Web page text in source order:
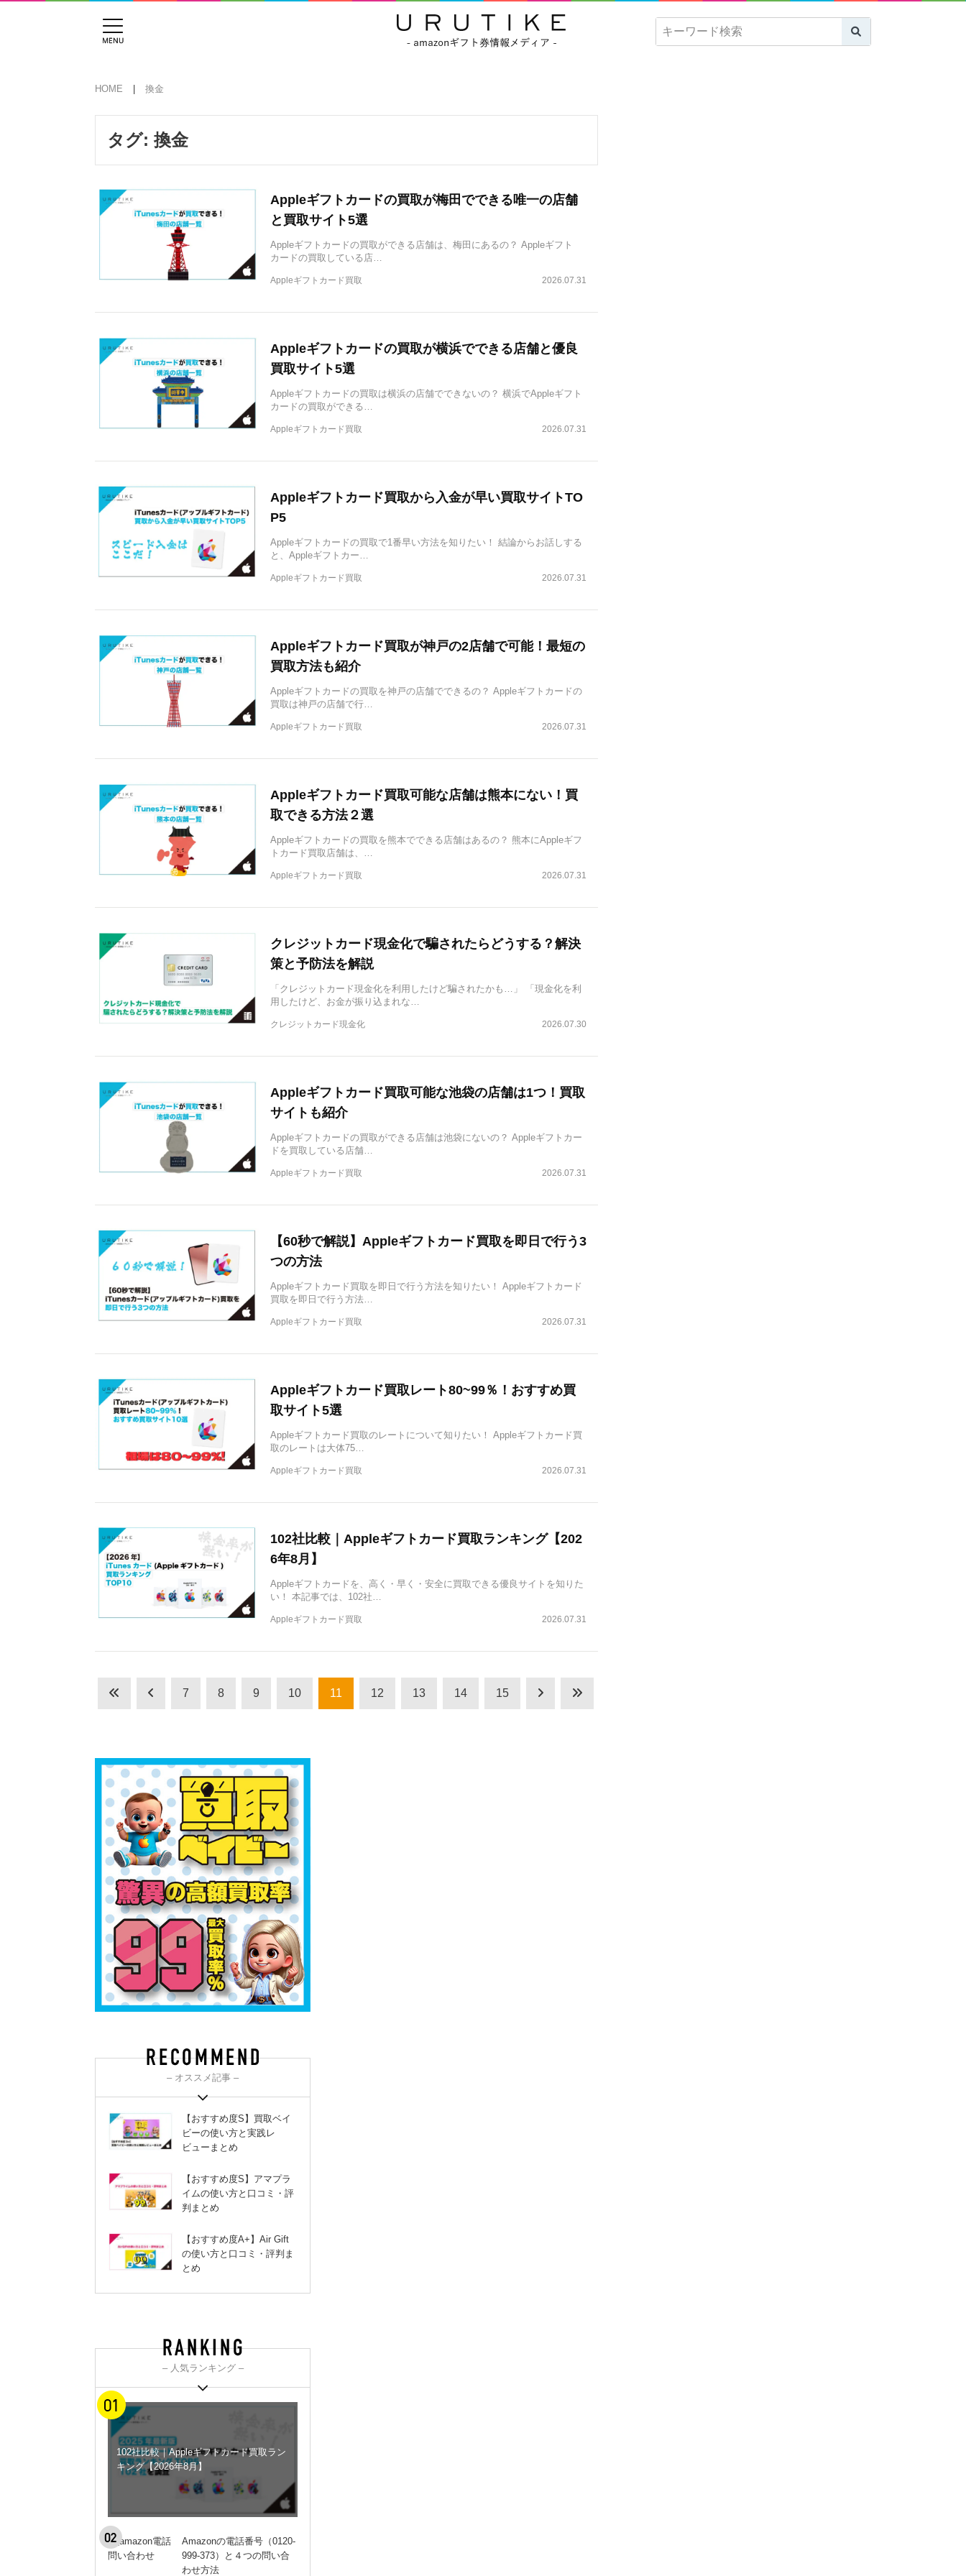
HOME 換金
タグ: 換金
Appleギフトカードの買取が梅田でできる唯一の店舗
と買取サイト5選
Appleギフトカードの買取ができる店舗は、梅田にあるの？ Appleギフト
カードの買取している店…
2026.07.31
Appleギフトカード買取
Appleギフトカードの買取が横浜でできる店舗と優良
買取サイト5選
Appleギフトカードの買取は横浜の店舗でできないの？ 横浜でAppleギフト
カードの買取ができる…
2026.07.31
Appleギフトカード買取
Appleギフトカード買取から入金が早い買取サイトTO
P5
Appleギフトカードの買取で1番早い方法を知りたい！ 結論からお話しする
と、Appleギフトカー…
2026.07.31
Appleギフトカード買取
Appleギフトカード買取が神戸の2店舗で可能！最短の
買取方法も紹介
Appleギフトカードの買取を神戸の店舗でできるの？ Appleギフトカードの
買取は神戸の店舗で行…
2026.07.31
Appleギフトカード買取
Appleギフトカード買取可能な店舗は熊本にない！買
取できる方法２選
Appleギフトカードの買取を熊本でできる店舗はあるの？ 熊本にAppleギフ
トカード買取店舗は、…
2026.07.31
Appleギフトカード買取
クレジットカード現金化で騙されたらどうする？解決
策と予防法を解説
「クレジットカード現金化を利用したけど騙されたかも…」 「現金化を利
用したけど、お金が振り込まれな…
2026.07.30
クレジットカード現金化
Appleギフトカード買取可能な池袋の店舗は1つ！買取
サイトも紹介
Appleギフトカードの買取ができる店舗は池袋にないの？ Appleギフトカー
ドを買取している店舗…
2026.07.31
Appleギフトカード買取
【60秒で解説】Appleギフトカード買取を即日で行う3
つの方法
Appleギフトカード買取を即日で行う方法を知りたい！ Appleギフトカード
買取を即日で行う方法…
2026.07.31
Appleギフトカード買取
Appleギフトカード買取レート80~99％！おすすめ買
取サイト5選
Appleギフトカード買取のレートについて知りたい！ Appleギフトカード買
取のレートは大体75…
2026.07.31
Appleギフトカード買取
102社比較｜Appleギフトカード買取ランキング【202
6年8月】
Appleギフトカードを、高く・早く・安全に買取できる優良サイトを知りた
い！ 本記事では、102社…
2026.07.31
Appleギフトカード買取
7 8 9 10 11 12 13 14 15
– オススメ記事 –
【おすすめ度S】買取ベイ
ビーの使い方と実践レ
ビューまとめ
【おすすめ度S】アマプラ
イムの使い方と口コミ・評
判まとめ
【おすすめ度A+】Air Gift
の使い方と口コミ・評判ま
とめ
– 人気ランキング –
102社比較｜Appleギフトカード買取ラン
キング【2026年8月】
Amazonの電話番号（0120-
999-373）と４つの問い合
わせ方法